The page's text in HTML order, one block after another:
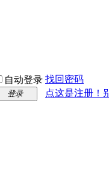
自动登录 找回密码
登录
点这是注册！